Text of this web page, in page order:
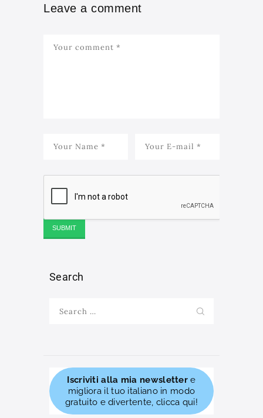
Leave a comment
Search
for:
Iscriviti alla mia newslettere
migliora il tuo italiano in modo
gratuito e divertente, clicca qui!